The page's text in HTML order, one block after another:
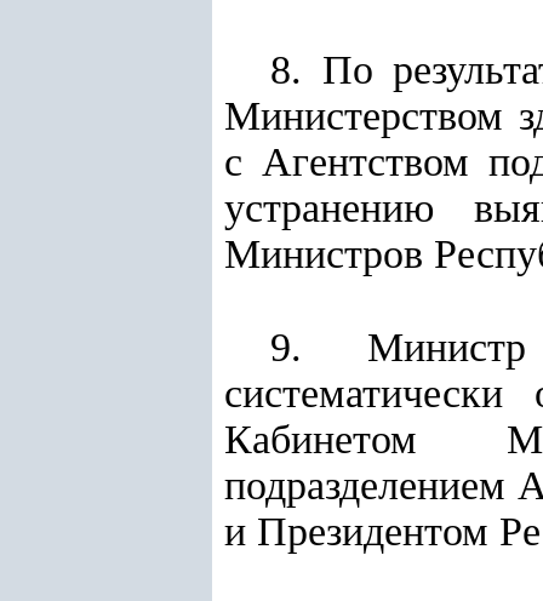
8. По
Министерством
с Агентством
устранению
Министров
9. Министр
Кабинетом
подразделением
и Президентом